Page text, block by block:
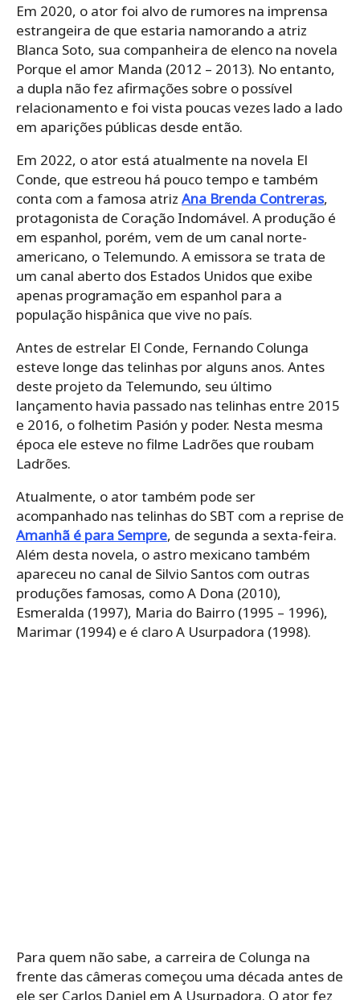
Em 2020, o ator foi alvo de rumores na imprensa
estrangeira de que estaria namorando a atriz
Blanca Soto, sua companheira de elenco na novela
Porque el amor Manda (2012 – 2013). No entanto,
a dupla não fez afirmações sobre o possível
relacionamento e foi vista poucas vezes lado a lado
em aparições públicas desde então.
Em 2022, o ator está atualmente na novela El
Conde, que estreou há pouco tempo e também
conta com a famosa atriz Ana Brenda Contreras,
protagonista de Coração Indomável. A produção é
em espanhol, porém, vem de um canal norte-
americano, o Telemundo. A emissora se trata de
um canal aberto dos Estados Unidos que exibe
apenas programação em espanhol para a
população hispânica que vive no país.
Antes de estrelar El Conde, Fernando Colunga
esteve longe das telinhas por alguns anos. Antes
deste projeto da Telemundo, seu último
lançamento havia passado nas telinhas entre 2015
e 2016, o folhetim Pasión y poder. Nesta mesma
época ele esteve no filme Ladrões que roubam
Ladrões.
Atualmente, o ator também pode ser
acompanhado nas telinhas do SBT com a reprise de
Amanhã é para Sempre, de segunda a sexta-feira.
Além desta novela, o astro mexicano também
apareceu no canal de Silvio Santos com outras
produções famosas, como A Dona (2010),
Esmeralda (1997), Maria do Bairro (1995 – 1996),
Marimar (1994) e é claro A Usurpadora (1998).
Para quem não sabe, a carreira de Colunga na
frente das câmeras começou uma década antes de
ele ser Carlos Daniel em A Usurpadora. O ator fez